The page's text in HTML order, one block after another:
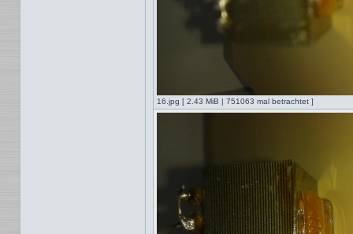
16.jpg [ 2.43 MiB | 751063 mal betrachtet ]